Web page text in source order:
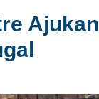
Ajukan